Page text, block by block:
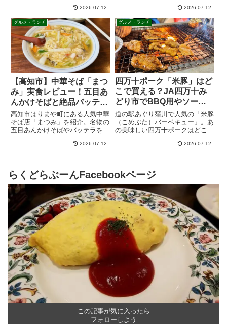
ンカンの旬の時期や、贈り物にも
喜ばれる理由、美味しい見分け方
をご紹介します。冬の贅沢な味わ
いを探している方は必見です。
2026.07.12
ハニーチーズトーストの感想、こ
だわりの国産ワイン、駐車場情報
まで詳しく解説します。13時ま
で楽しめる高知モーニングの新定
番をチェック！
2026.07.12
グルメ・ランチ
【高知市】中華そば「まつ
み」実食レビュー！五目あ
んかけそばと絶品バッテラ
が人気の名店
高知市はりまや町にある人気中華
そば店「まつみ」を紹介。名物の
五目あんかけそばやバッテラを実
アクセス、営業時間、駐車場情報
2026.07.12
グルメ・ランチ
四万十ポーク「米豚」はど
こで買える？JA四万十み
どり市でBBQ用やソーセ
ージを購入！
道の駅あぐり窪川で人気の「米豚
（こめぶた）バーベキュー」。あ
の美味しい四万十ポークはどこで
十みどり市」！実際に精肉やソー
お弁当情報も満載です。
2026.07.12
らくどらぶーんFacebookページ
この記事が気に入ったら
フォローしよう